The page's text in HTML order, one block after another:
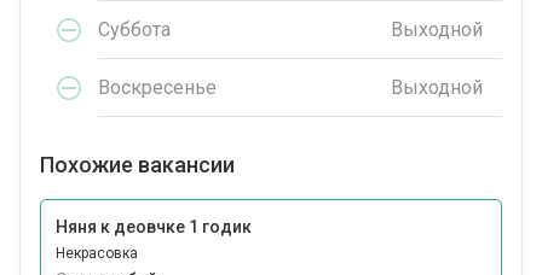
Суббота Выходной
Воскресенье Выходной
Похожие вакансии
Няня к деовчке 1 годик
Некрасовка